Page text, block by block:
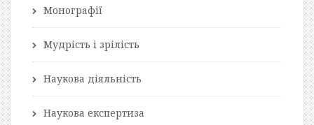
Монографії
Мудрість і зрілість
Наукова діяльність
Наукова експертиза